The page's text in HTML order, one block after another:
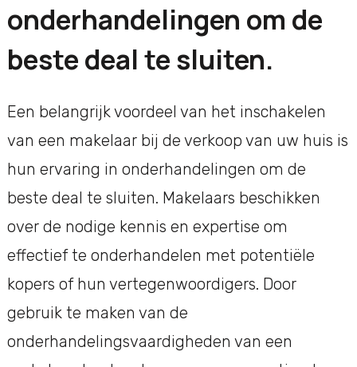
onderhandelingen om de
beste deal te sluiten.
Een belangrijk voordeel van het inschakelen
van een makelaar bij de verkoop van uw huis is
hun ervaring in onderhandelingen om de
beste deal te sluiten. Makelaars beschikken
over de nodige kennis en expertise om
effectief te onderhandelen met potentiële
kopers of hun vertegenwoordigers. Door
gebruik te maken van de
onderhandelingsvaardigheden van een